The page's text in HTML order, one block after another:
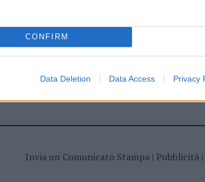
CONFIRM
Data Deletion Data Access Privacy
Prossimo articolo
Invia un Comunicato Stampa| Pubblicità|